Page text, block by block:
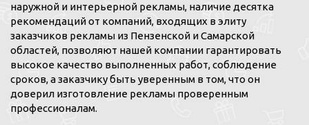
наружной и интерьерной рекламы, наличие десятка
рекомендаций от компаний, входящих в элиту
заказчиков рекламы из Пензенской и Самарской
областей, позволяют нашей компании гарантировать
высокое качество выполненных работ, соблюдение
сроков, а заказчику быть уверенным в том, что он
доверил изготовление рекламы проверенным
профессионалам.